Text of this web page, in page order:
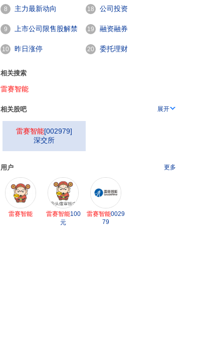
8 主力最新动向
9 上市公司限售股解禁
一览
10 昨日涨停
18 公司投资
19 融资融券
20 委托理财
相关搜索
雷赛智能
相关股吧 展开
雷赛智能[002979]
深交所
用户 更多
雷赛智能 雷赛智能100
元
雷赛智能0029
79